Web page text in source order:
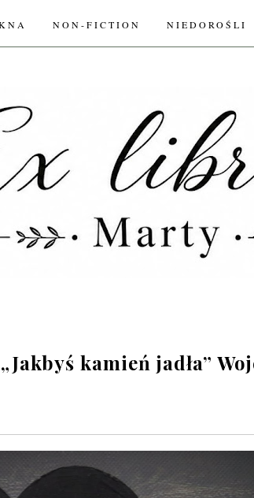
NON-FICTION NIEDOROŚLI
kamień jadła”